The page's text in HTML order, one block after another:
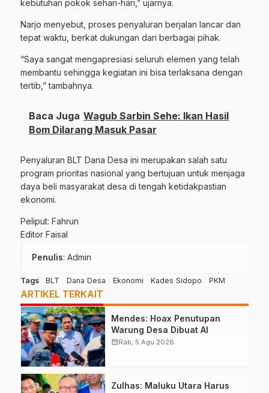
kebutuhan pokok sehari-hari,” ujarnya.
Narjo menyebut, proses penyaluran berjalan lancar dan
tepat waktu, berkat dukungan dari berbagai pihak.
“Saya sangat mengapresiasi seluruh elemen yang telah
membantu sehingga kegiatan ini bisa terlaksana dengan
tertib,” tambahnya.
Baca Juga Wagub Sarbin Sehe: Ikan Hasil
Bom Dilarang Masuk Pasar
Penyaluran BLT Dana Desa ini merupakan salah satu
program prioritas nasional yang bertujuan untuk menjaga
daya beli masyarakat desa di tengah ketidakpastian
ekonomi.
Peliput: Fahrun
Editor Faisal
Penulis: Admin
Tags BLT Dana Desa Ekonomi Kades Sidopo PKM
ARTIKEL TERKAIT
Mendes: Hoax Penutupan
Warung Desa Dibuat AI
calendar_monthRab, 5 Agu 2026
Zulhas: Maluku Utara Harus